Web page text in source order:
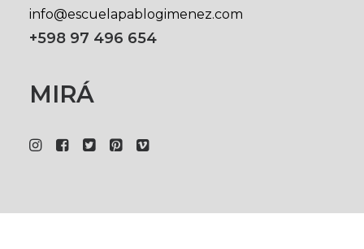
info@escuelapablogimenez.com
+598 97 496 654
MIRÁ